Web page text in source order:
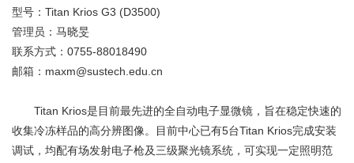
型号：Titan Krios G3 (D3500)
管理员：马晓旻
联系方式：0755-88018490
邮箱：maxm@sustech.edu.cn
Titan Krios是目前最先进的全自动电子显微镜，旨在稳定快速的
收集冷冻样品的高分辨图像。目前中心已有5台Titan Krios完成安装
调试，均配有场发射电子枪及三级聚光镜系统，可实现一定照明范